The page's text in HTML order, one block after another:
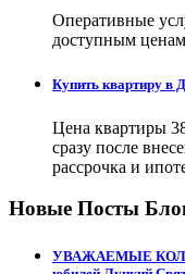
Оперативные
доступным
Купить квартиру в
Цена квартиры
сразу после
рассрочка и
Новые Посты
УВАЖАЕМЫЕ